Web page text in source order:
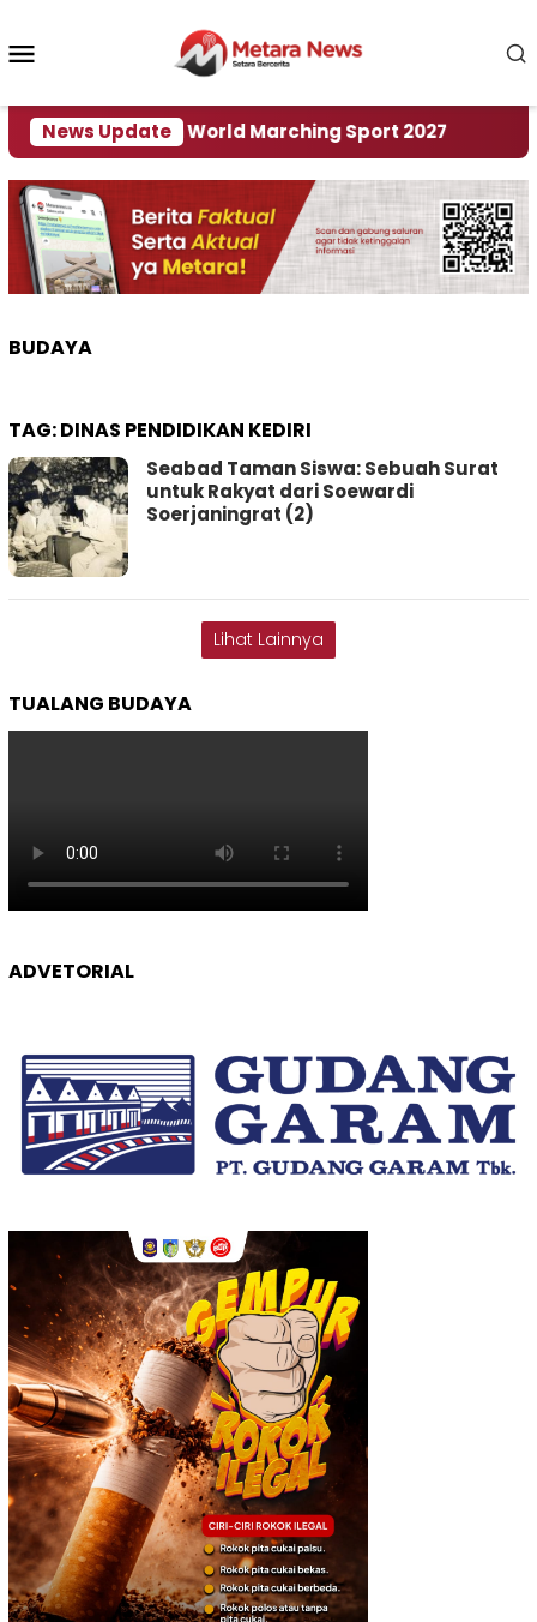
konten
News Update
Tuan Rumah World Marching Sport 2027
BUDAYA
TAG:DINAS PENDIDIKAN KEDIRI
Seabad Taman Siswa: Sebuah Surat
untuk Rakyat dari Soewardi
Soerjaningrat (2)
Lihat Lainnya
TUALANG BUDAYA
ADVETORIAL